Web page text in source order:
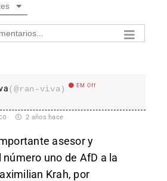
(@ran-viva) EM Off
2 años hace
asesor y
uno de AfD a la
Krah, por